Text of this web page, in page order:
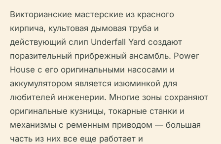
Викторианские мастерские из красного
кирпича, культовая дымовая труба и
действующий слип Underfall Yard создают
поразительный прибрежный ансамбль. Power
House с его оригинальными насосами и
аккумулятором является изюминкой для
любителей инженерии. Многие зоны сохраняют
оригинальные кузницы, токарные станки и
механизмы с ременным приводом — большая
часть из них все еще работает и